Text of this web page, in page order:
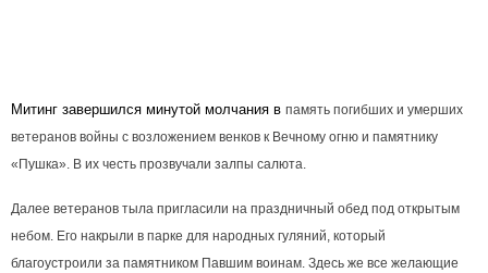
Митинг завершился минутой молчания в память погибших и умерших
ветеранов войны с возложением венков к Вечному огню и памятнику
«Пушка». В их честь прозвучали залпы салюта.
Далее ветеранов тыла пригласили на праздничный обед под открытым
небом. Его накрыли в парке для народных гуляний, который
благоустроили за памятником Павшим воинам. Здесь же все желающие